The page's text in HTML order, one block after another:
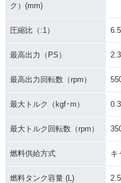
ク）(mm)
圧縮比（:1） 6.5
最高出力（PS） 2.3
最高出力回転数（rpm）
最大トルク（kgf･m）
最大トルク回転数（rpm）
燃料供給方式 キ
燃料タンク容量 (L) 2.5